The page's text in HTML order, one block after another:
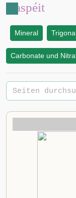
Gaspéit
Mineral
Carbonate und